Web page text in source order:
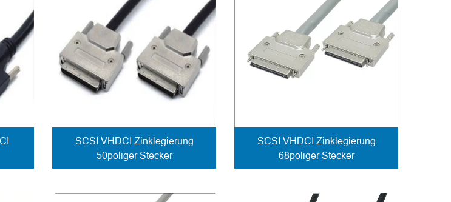
SCSI VHDCI Zinklegierung
50poliger Stecker
Kabelbefestigung
SCSI VHDCI Zinklegierung
68poliger Stecker
Kabelbefestigung